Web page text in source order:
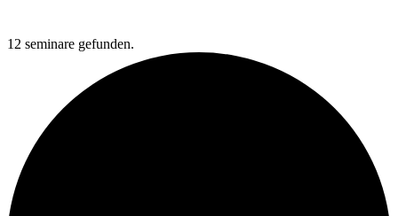
12 seminare gefunden.